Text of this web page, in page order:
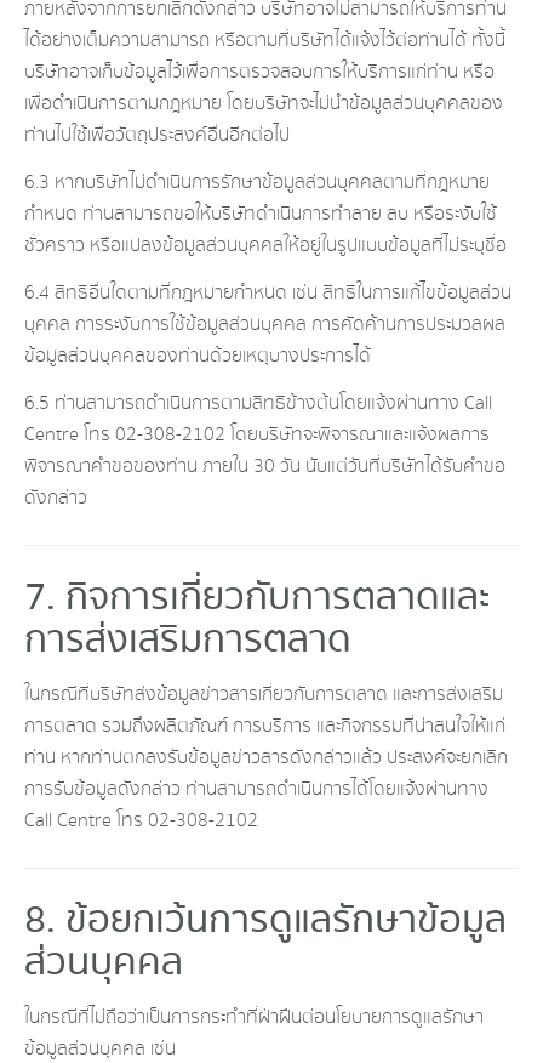
ภายหลังจากการยกเลิกดังกล่าว บริษัทอาจไม่สามารถให้บริการท่าน
ได้อย่างเต็มความสามารถ หรือตามที่บริษัทได้แจ้งไว้ต่อท่านได้ ทั้งนี้
บริษัทอาจเก็บข้อมูลไว้เพื่อการตรวจสอบการให้บริการแก่ท่าน หรือ
เพื่อดำเนินการตามกฎหมาย โดยบริษัทจะไม่นำข้อมูลส่วนบุคคลของ
ท่านไปใช้เพื่อวัตถุประสงค์อื่นอีกต่อไป
6.3 หากบริษัทไม่ดำเนินการรักษาข้อมูลส่วนบุคคลตามที่กฎหมาย
กำหนด ท่านสามารถขอให้บริษัทดำเนินการทำลาย ลบ หรือระงับใช้
ชั่วคราว หรือแปลงข้อมูลส่วนบุคคลให้อยู่ในรูปแบบข้อมูลที่ไม่ระบุชื่อ
6.4 สิทธิอื่นใดตามที่กฎหมายกำหนด เช่น สิทธิในการแก้ไขข้อมูลส่วน
บุคคล การระงับการใช้ข้อมูลส่วนบุคคล การคัดค้านการประมวลผล
ข้อมูลส่วนบุคคลของท่านด้วยเหตุบางประการได้
6.5 ท่านสามารถดำเนินการตามสิทธิข้างต้นโดยแจ้งผ่านทาง Call
Centre โทร 02-308-2102 โดยบริษัทจะพิจารณาและแจ้งผลการ
พิจารณาคำขอของท่าน ภายใน 30 วัน นับแต่วันที่บริษัทได้รับคำขอ
ดังกล่าว
7. กิจการเกี่ยวกับการตลาดและ
การส่งเสริมการตลาด
ในกรณีที่บริษัทส่งข้อมูลข่าวสารเกี่ยวกับการตลาด และการส่งเสริม
การตลาด รวมถึงผลิตภัณฑ์ การบริการ และกิจกรรมที่น่าสนใจให้แก่
ท่าน หากท่านตกลงรับข้อมูลข่าวสารดังกล่าวแล้ว ประสงค์จะยกเลิก
การรับข้อมูลดังกล่าว ท่านสามารถดำเนินการได้โดยแจ้งผ่านทาง
Call Centre โทร 02-308-2102
8. ข้อยกเว้นการดูแลรักษาข้อมูล
ส่วนบุคคล
ในกรณีที่ไม่ถือว่าเป็นการกระทำที่ฝ่าฝืนต่อนโยบายการดูแลรักษา
ข้อมูลส่วนบุคคล เช่น